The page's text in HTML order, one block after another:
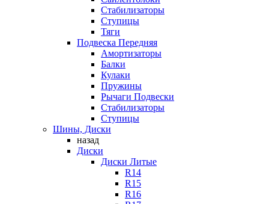
Стабилизаторы
Ступицы
Тяги
Подвеска Передняя
Амортизаторы
Балки
Кулаки
Пружины
Рычаги Подвески
Стабилизаторы
Ступицы
Шины, Диски
назад
Диски
Диски Литые
R14
R15
R16